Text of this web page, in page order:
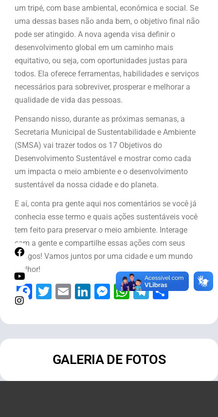
um tripé, com base ambiental, econômica e social. Se
uma dessas bases não anda bem, o objetivo final não
pode ser atingido. A nova agenda visa definir o
desenvolvimento global em um caminho mais
equitativo, ou seja, com oportunidades justas para
todos. Ela oferece ferramentas, habilidades e serviços
necessários para sobreviver, prosperar e melhorar a
qualidade de vida das pessoas.
Pensando nisso, durante as próximas semanas, a
Secretaria Municipal de Sustentabilidade e Ambiente
(SMSA) vai trazer todos os 17 Objetivos do
Desenvolvimento Sustentável e mostrar como cada
um impacta o meio ambiente e o desenvolvimento
sustentável da nossa cidade e do planeta.
E aí, conta pra gente aqui nos comentários se você já
conhecia esse termo e quais ações sustentáveis você
tem feito para preservar o meio ambiente. Interage
com a gente e compartilhe essas ações com seus
amigos! Vamos juntos por uma cidade e um mundo
melhor!
Facebook
Twitter
EmailLinkedIn
Messenger
WhatsApp
Telegram
Share
GALERIA DE FOTOS